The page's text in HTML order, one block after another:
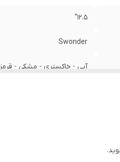
12.5"
Swonder
آبی - خاکستری - مشکی - قرمز